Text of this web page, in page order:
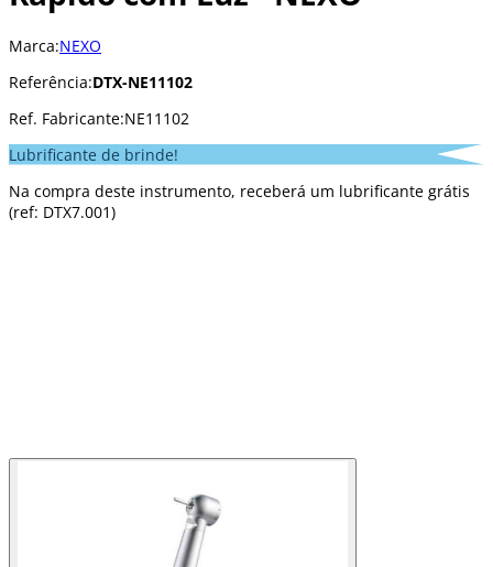
Marca:NEXO
Referência:DTX-NE11102
Ref. Fabricante:NE11102
Lubrificante de brinde!
Na compra deste instrumento, receberá um lubrificante grátis
(ref: DTX7.001)